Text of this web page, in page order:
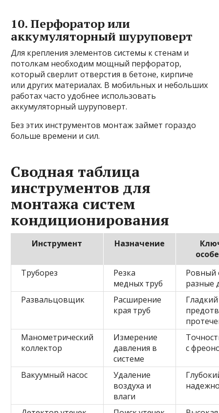
10. Перфоратор или
аккумуляторный шуруповерт
Для крепления элементов системы к стенам и
потолкам необходим мощный перфоратор,
который сверлит отверстия в бетоне, кирпиче
или других материалах. В мобильных и небольших
работах часто удобнее использовать
аккумуляторный шуруповерт.
Без этих инструментов монтаж займет гораздо
больше времени и сил.
Сводная таблица
инструментов для
монтажа систем
кондиционирования
Инструмент Назначение
Труборез
Резка
медных труб
Ровный
разные
Развальцовщик
Расширение
края труб
Манометрический
коллектор
Измерение
давления в
системе
с
Вакуумный насос
Удаление
воздуха и
влаги